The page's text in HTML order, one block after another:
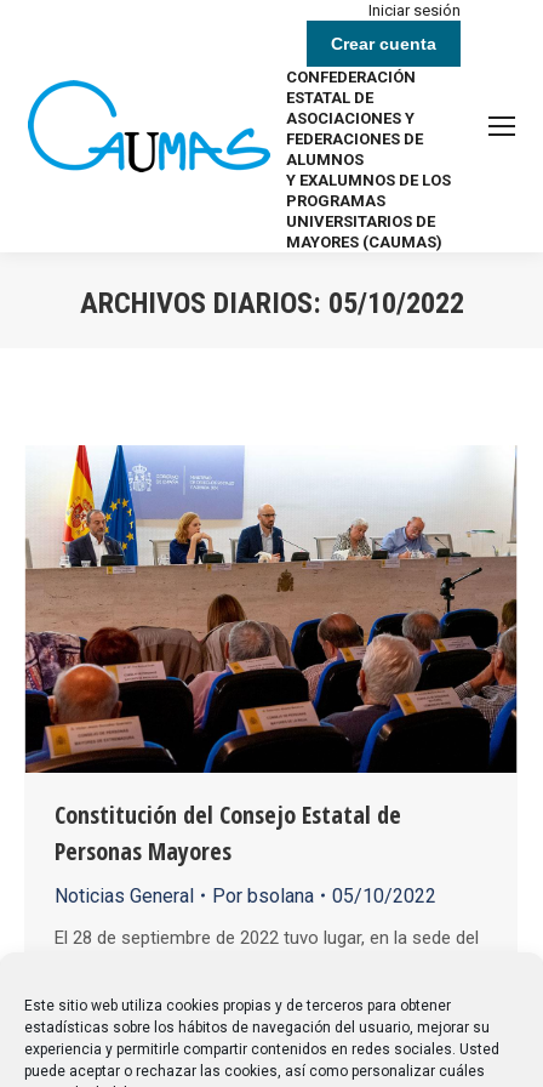
Este sitio web utiliza cookies propias y de terceros para obtener
estadísticas sobre los hábitos de navegación del usuario, mejorar su
experiencia y permitirle compartir contenidos en redes sociales. Usted
puede aceptar o rechazar las cookies, así como personalizar cuáles
Iniciar sesión
Crear cuenta
CONFEDERACIÓN
ESTATAL DE
ASOCIACIONES Y
FEDERACIONES DE
ALUMNOS
Y EXALUMNOS DE LOS
PROGRAMAS
UNIVERSITARIOS DE
MAYORES (CAUMAS)
ARCHIVOS DIARIOS: 05/10/2022
Constitución del Consejo Estatal de
Personas Mayores
Noticias General Por bsolana 05/10/2022
El 28 de septiembre de 2022 tuvo lugar, en la sede del
de las Personas Mayores, donde se procedió a la
elección y renovación de su estructura orgánica.
CAUMAS tiene su representación con una consejera,